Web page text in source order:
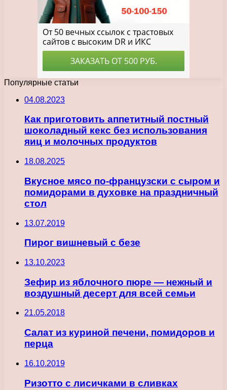
Популярные статьи
04.08.2023
Как приготовить аппетитный постный
шоколадный кекс без использования
яиц и молочных продуктов
18.08.2025
Вкусное мясо по-французски с сыром и
помидорами в духовке на праздничный
стол
13.07.2019
Пирог вишневый с безе
13.10.2023
Зефир из яблочного пюре — нежный и
воздушный десерт для всей семьи
21.05.2018
Салат из куриной печени, помидоров и
перца
16.10.2019
Ризотто с лисичками в сливках